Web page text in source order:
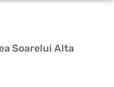
Soarelui Alta